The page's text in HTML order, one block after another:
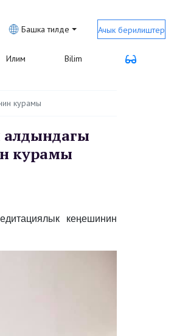
Башка тилде Ачык берилиштер
Илим Bilim
курамы
алдындагы
курамы
кеӊешинин